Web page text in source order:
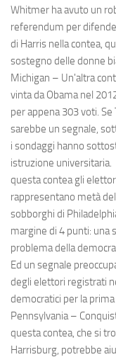
Whitmer ha avuto un
referendum per
di Harris nella contea,
sostegno delle donne
Michigan – Un'altra
vinta da Obama nel
per appena 303 voti.
sarebbe un segnale,
i sondaggi hanno
istruzione universitaria.
questa contea gli
rappresentano metà
sobborghi di
margine di 4 punti: una
problema della
Ed un segnale
degli elettori registrati
democratici per la
Pennsylvania –
questa contea, che si
Harrisburg, potrebbe